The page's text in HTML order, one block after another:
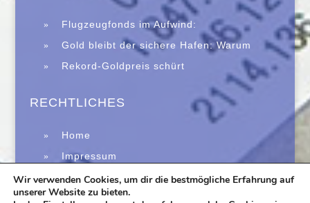
Flugzeugfonds im Aufwind:
Zweitmarkt trotzt Immobilienkrise
Gold bleibt der sichere Hafen: Warum
Edelmetalle in unsicheren Zeiten wieder
Rekord-Goldpreis schürt
Krisenängste: Warum Experten vor einer
neuen Finanzkrise warnen
RECHTLICHES
Home
Impressum
Datenschutz
Wir verwenden Cookies, um dir die bestmögliche Erfahrung auf
unserer Website zu bieten.